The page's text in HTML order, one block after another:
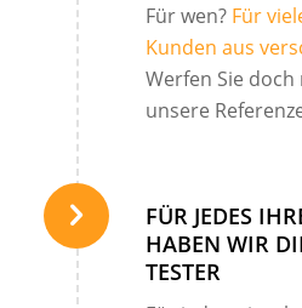
Für wen? Für
Kunden aus
Werfen Sie doch
unsere
FÜR JEDES
HABEN WIR
TESTER